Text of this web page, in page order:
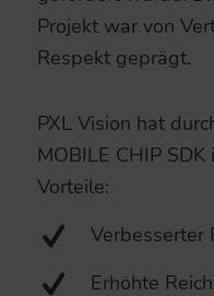
Projekt war von
Respekt geprägt.
PXL Vision hat
MOBILE CHIP
Vorteile:
Verbesserter
Erhöhte